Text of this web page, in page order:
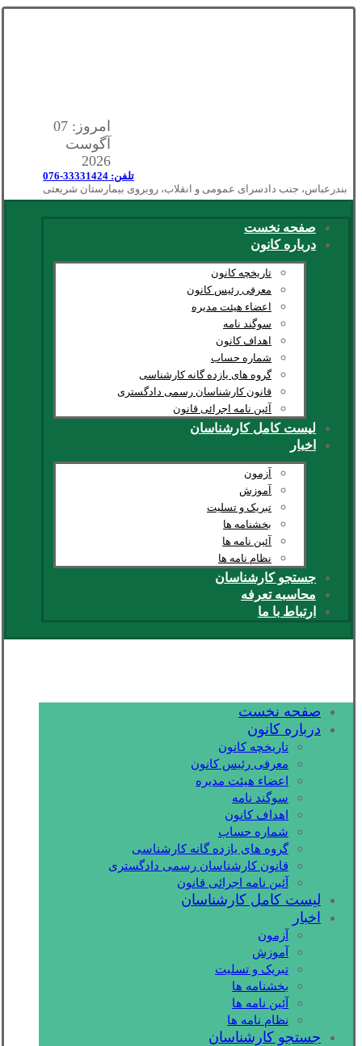
امروز: 07
آگوست
2026
تلفن: 33331424-076
بندرعباس، جنب دادسرای عمومی و انقلاب، روبروی بیمارستان شریعتی
صفحه نخست
درباره کانون
تاریخچه کانون
معرفی رئیس کانون
اعضاء هیئت مدیره
سوگند نامه
اهداف کانون
شماره حساب
گروه های یازده گانه کارشناسی
قانون کارشناسان رسمی دادگستری
آئین نامه اجرائی قانون
لیست کامل کارشناسان
اخبار
آزمون
آموزش
تبریک و تسلیت
بخشنامه ها
آئین نامه ها
نظام نامه ها
جستجو کارشناسان
محاسبه تعرفه
ارتباط با ما
صفحه نخست
درباره کانون
تاریخچه کانون
معرفی رئیس کانون
اعضاء هیئت مدیره
سوگند نامه
اهداف کانون
شماره حساب
گروه های یازده گانه کارشناسی
قانون کارشناسان رسمی دادگستری
آئین نامه اجرائی قانون
لیست کامل کارشناسان
اخبار
آزمون
آموزش
تبریک و تسلیت
بخشنامه ها
آئین نامه ها
نظام نامه ها
جستجو کارشناسان